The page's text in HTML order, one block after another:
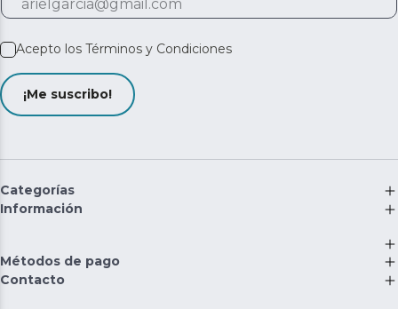
Acepto los Términos y Condiciones
¡Me suscribo!
Categorías
Información
Métodos de pago
Contacto